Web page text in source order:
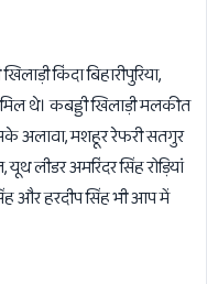
किंदा बिहारीपुरिया,
थे। कबड्डी खिलाड़ी मलकीत
अलावा, मशहूर रेफरी सतगुर
लीडर अमरिंदर सिंह रोड़ियां
और हरदीप सिंह भी आप में